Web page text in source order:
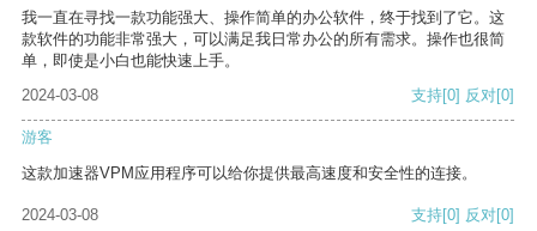
我一直在寻找一款功能强大、操作简单的办公软件，终于找到了它。这
款软件的功能非常强大，可以满足我日常办公的所有需求。操作也很简
单，即使是小白也能快速上手。
2024-03-08
支持[0] 反对[0]
游客
这款加速器VPM应用程序可以给你提供最高速度和安全性的连接。
2024-03-08 支持[0] 反对[0]